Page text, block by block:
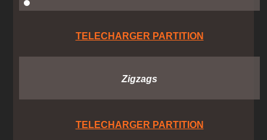
TELECHARGER PARTITION
Zigzags
TELECHARGER PARTITION